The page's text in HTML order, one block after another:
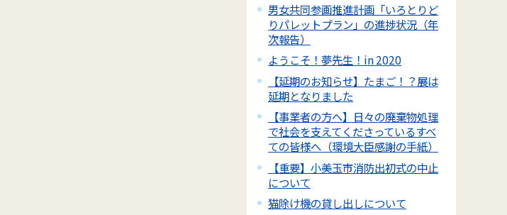
男女共同参画推進計画「いろとりど
りパレットプラン」の進捗状況（年
次報告）
ようこそ！夢先生！in 2020
【延期のお知らせ】たまご！？展は
延期となりました
【事業者の方へ】日々の廃棄物処理
で社会を支えてくださっているすべ
ての皆様へ（環境大臣感謝の手紙）
【重要】小美玉市消防出初式の中止
について
猫除け機の貸し出しについて